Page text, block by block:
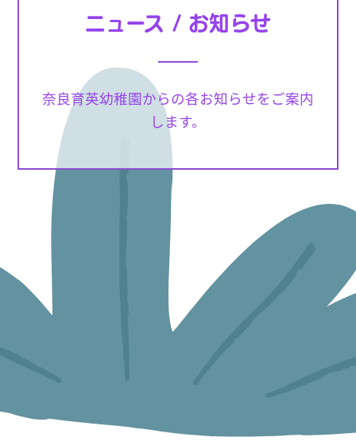
ニュース / お知らせ
奈良育英幼稚園からの各お知らせをご案内
します。